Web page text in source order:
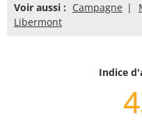
Voir aussi : Campagne
Libermont
Indice